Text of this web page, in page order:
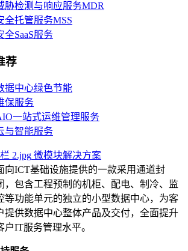
胁检测与响应服务MDR
全托管服务MSS
全SaaS服务
荐
据中心绿色节能
保服务
一站式运维管理服务
与智能服务
微模块解决方案
向ICT基础设施提供的一款采用通道封
，包含工程预制的机柜、配电、制冷、监
等功能单元的独立的小型数据中心，为客
提供数据中心整体产品及交付，全面提升
户IT服务管理水平。